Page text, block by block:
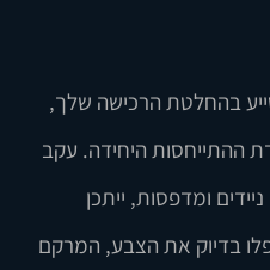
בהחלטת הרכישה שלך,
ההתייחסות היחידה. עקב
ומדפסות, ייתכן
בדיוק את הצבע, המרקם